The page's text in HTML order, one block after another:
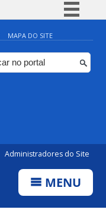
Simplifique!
Comunica BR
Participe
MAPA DO SITE
Administradores do Site
MENU